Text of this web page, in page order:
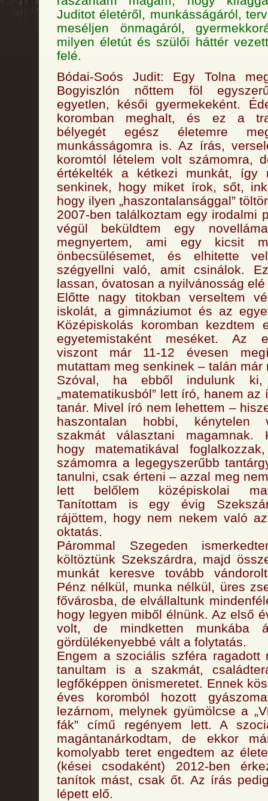
Juditot életéről, munkásságáról,
meséljen önmagáról,
milyen életút és szülői háttér
felé.
Bódai-Soós Judit: Egy Tolna
Bogyiszlón nőttem föl
egyetlen, késői gyermekeként.
koromban meghalt, és ez a
bélyegét egész életemre
munkásságomra is. Az írás,
koromtól lételem volt számomra,
értékelték a kétkezi munkát, így
senkinek, hogy miket írok, sőt,
hogy ilyen „haszontalansággal”
2007-ben találkoztam egy irodalmi
végül beküldtem egy
megnyertem, ami egy kicsit
önbecsülésemet, és elhitette
szégyellni való, amit csinálok.
lassan, óvatosan a nyilvánosság
Előtte nagy titokban verseltem
iskolát, a gimnáziumot és az
Középiskolás koromban kezdtem
egyetemistaként meséket. Az
viszont már 11-12 évesen
mutattam meg senkinek – talán már
Szóval, ha ebből indulunk
„matematikusból” lett író, hanem az
tanár. Mivel író nem lehettem –
haszontalan hobbi, kénytelen
szakmát választani magamnak.
hogy matematikával
számomra a legegyszerűbb
tanulni, csak érteni – azzal meg
lett belőlem középiskolai
Tanítottam is egy évig
rájöttem, hogy nem nekem való
oktatás.
Párommal Szegeden
költöztünk Szekszárdra, majd
munkát keresve tovább
Pénz nélkül, munka nélkül, üres
fővárosba, de elvállaltunk
hogy legyen miből élnünk. Az első
volt, de mindketten munkába
gördülékenyebbé vált a folytatás.
Engem a szociális szféra ragadott
tanultam is a szakmát,
legfőképpen önismeretet. Ennek
éves koromból hozott
lezárnom, melynek gyümölcse a
fák” című regényem lett. A
magántanárkodtam, de ekkor
komolyabb teret engedtem az
(kései csodaként) 2012-ben
tanítok mást, csak őt. Az írás
lépett elő.